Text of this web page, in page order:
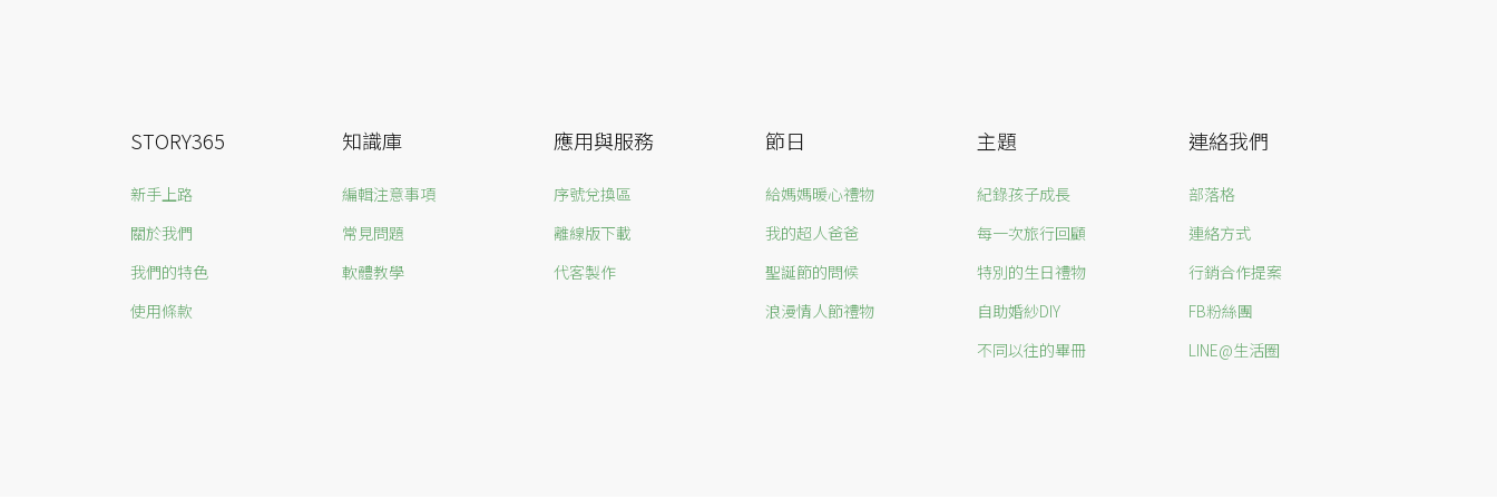
STORY365
新手上路
關於我們
我們的特色
使用條款
知識庫
編輯注意事項
常見問題
軟體教學
應用與服務
序號兌換區
離線版下載
代客製作
節日
給媽媽暖心禮物
我的超人爸爸
聖誕節的問候
浪漫情人節禮物
主題
紀錄孩子成長
每一次旅行回顧
特別的生日禮物
自助婚紗DIY
不同以往的畢冊
連絡我們
部落格
連絡方式
行銷合作提案
FB粉絲團
LINE@生活圈